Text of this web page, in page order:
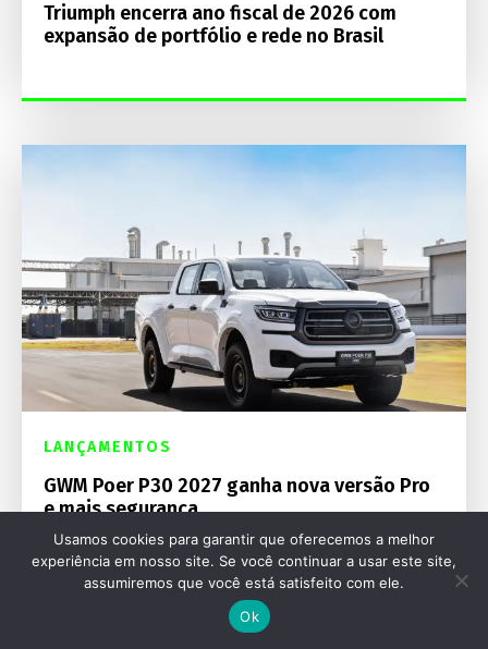
Triumph encerra ano fiscal de 2026 com
expansão de portfólio e rede no Brasil
LANÇAMENTOS
GWM Poer P30 2027 ganha nova versão Pro
e mais segurança
Usamos cookies para garantir que oferecemos a melhor
experiência em nosso site. Se você continuar a usar este site,
assumiremos que você está satisfeito com ele.
Ok